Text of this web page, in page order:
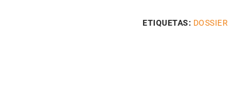
ETIQUETAS: DOSSIER